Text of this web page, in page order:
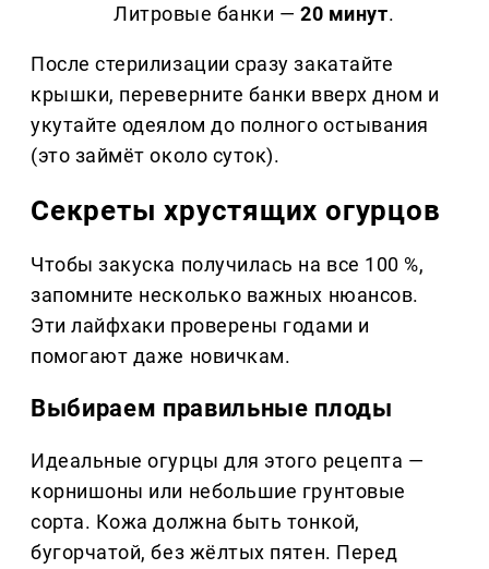
Литровые банки —20 минут.
После стерилизации сразу закатайте
крышки, переверните банки вверх дном и
укутайте одеялом до полного остывания
(это займёт около суток).
Секреты хрустящих огурцов
Чтобы закуска получилась на все 100 %,
запомните несколько важных нюансов.
Эти лайфхаки проверены годами и
помогают даже новичкам.
Выбираем правильные плоды
Идеальные огурцы для этого рецепта —
корнишоны или небольшие грунтовые
сорта. Кожа должна быть тонкой,
бугорчатой, без жёлтых пятен. Перед